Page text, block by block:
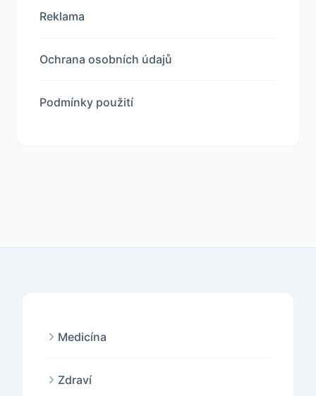
Reklama
Ochrana osobních údajů
Podmínky použití
Medicína
Zdraví